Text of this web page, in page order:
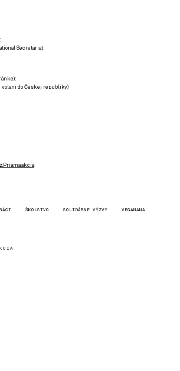
Secretariat
volaní do Českej republiky)
ŠKOLSTVO SOLIDÁRNE VÝZVY VEGANANA